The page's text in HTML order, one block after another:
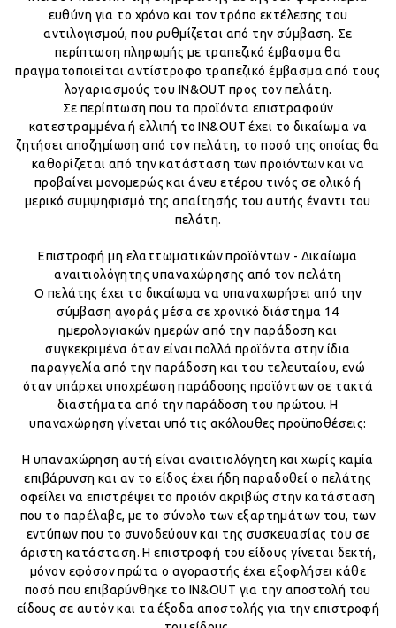
ευθύνη για το χρόνο και τον τρόπο εκτέλεσης του
αντιλογισμού, που ρυθμίζεται από την σύμβαση. Σε
περίπτωση πληρωμής με τραπεζικό έμβασμα θα
πραγματοποιείται αντίστροφο τραπεζικό έμβασμα από τους
λογαριασμούς του IN&OUT προς τον πελάτη.
Σε περίπτωση που τα προϊόντα επιστραφούν
κατεστραμμένα ή ελλιπή το IN&OUT έχει το δικαίωμα να
ζητήσει αποζημίωση από τον πελάτη, το ποσό της οποίας θα
καθορίζεται από την κατάσταση των προϊόντων και να
προβαίνει μονομερώς και άνευ ετέρου τινός σε ολικό ή
μερικό συμψηφισμό της απαίτησής του αυτής έναντι του
πελάτη.
Επιστροφή μη ελαττωματικών προϊόντων - Δικαίωμα
αναιτιολόγητης υπαναχώρησης από τον πελάτη
Ο πελάτης έχει το δικαίωμα να υπαναχωρήσει από την
σύμβαση αγοράς μέσα σε χρονικό διάστημα 14
ημερολογιακών ημερών από την παράδοση και
συγκεκριμένα όταν είναι πολλά προϊόντα στην ίδια
παραγγελία από την παράδοση και του τελευταίου, ενώ
όταν υπάρχει υποχρέωση παράδοσης προϊόντων σε τακτά
διαστήματα από την παράδοση του πρώτου. Η
υπαναχώρηση γίνεται υπό τις ακόλουθες προϋποθέσεις:
Η υπαναχώρηση αυτή είναι αναιτιολόγητη και χωρίς καμία
επιβάρυνση και αν το είδος έχει ήδη παραδοθεί ο πελάτης
οφείλει να επιστρέψει το προϊόν ακριβώς στην κατάσταση
που το παρέλαβε, με το σύνολο των εξαρτημάτων του, των
εντύπων που το συνοδεύουν και της συσκευασίας του σε
άριστη κατάσταση. Η επιστροφή του είδους γίνεται δεκτή,
μόνον εφόσον πρώτα ο αγοραστής έχει εξοφλήσει κάθε
ποσό που επιβαρύνθηκε το IN&OUT για την αποστολή του
είδους σε αυτόν και τα έξοδα αποστολής για την επιστροφή